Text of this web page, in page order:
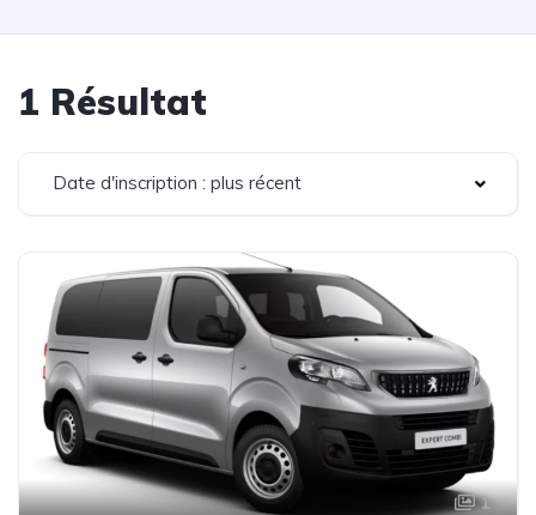
1 Résultat
Date d'inscription : plus récent
1